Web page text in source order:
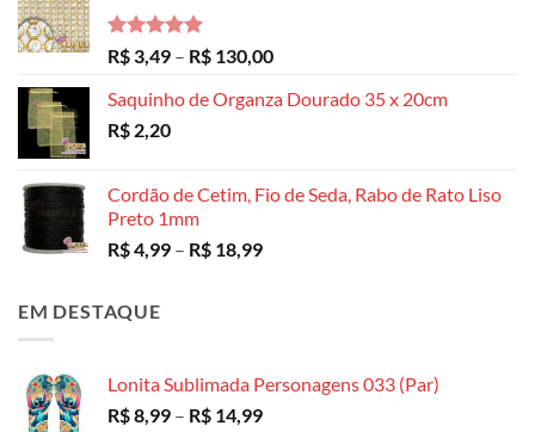
Avaliação
5.00
de 5
R$ 3,49 – R$ 130,00Faixa
preço:
Saquinho de Organza Dourado 35 x 20cm
R$ 2,20
Cordão de Cetim, Fio de Seda, Rabo de Rato Liso
Preto 1mm
R$4,99 – R$ 18,99Faixa
EM DESTAQUE
Lonita Sublimada Personagens 033 (Par)
R$8,99 – R$ 14,99Faixa